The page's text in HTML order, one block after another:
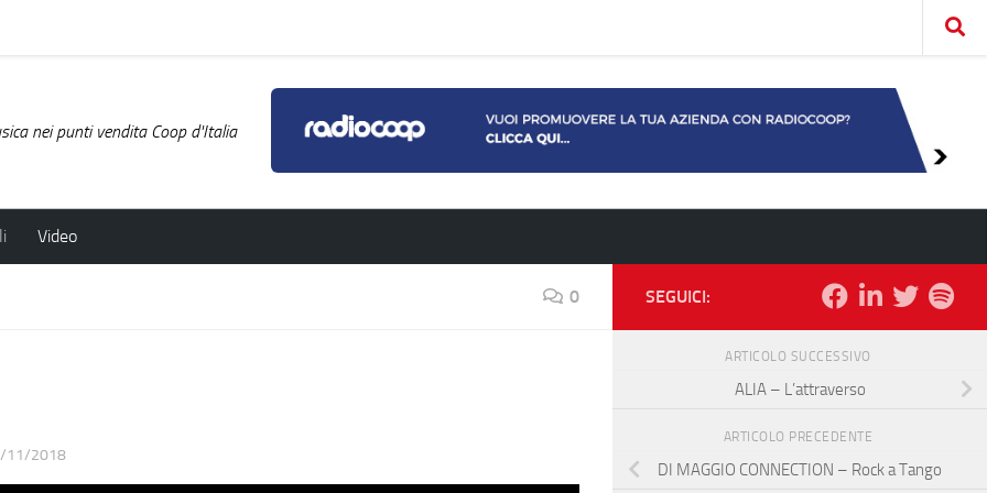
nei punti vendita Coop d'Italia
Video
0
11/2018
SEGUICI:
ARTICOLO SUCCESSIVO
ALIA – L’attraverso
ARTICOLO PRECEDENTE
DI MAGGIO CONNECTION – Rock a Tango